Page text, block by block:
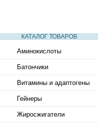
КАТАЛОГ ТОВАРОВ
Аминокислоты
Батончики
Витамины и адаптогены
Гейнеры
Жиросжигатели